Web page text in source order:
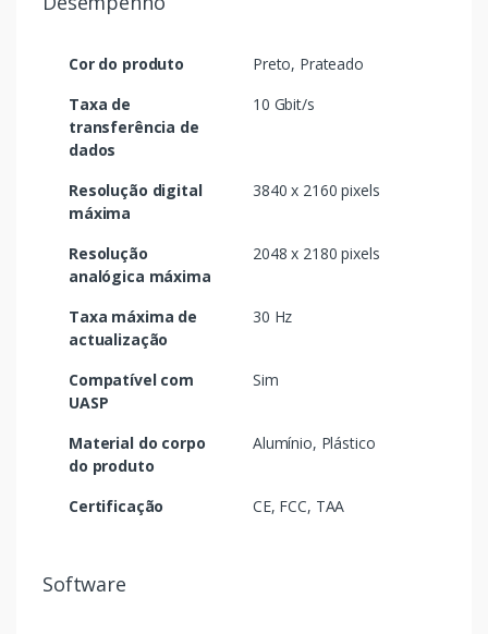
Cor do produto
Preto, Prateado
Taxa de
transferência de
dados
10 Gbit/s
Resolução digital
máxima
3840 x 2160 pixels
Resolução
analógica máxima
2048 x 2180 pixels
Taxa máxima de
actualização
30 Hz
Compatível com
UASP
Sim
Material do corpo
do produto
Alumínio, Plástico
Certificação CE, FCC, TAA
Software